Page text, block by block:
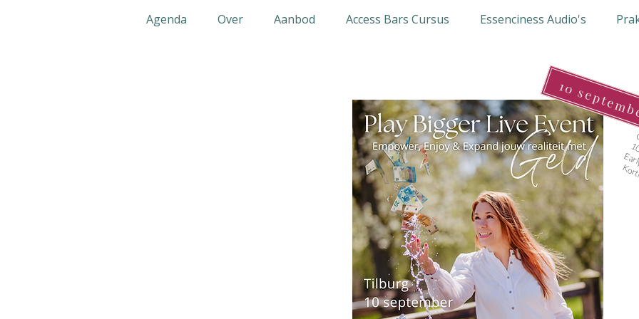
Agenda Over Aanbod Access Bars Cursus Essenciness Audio's
10